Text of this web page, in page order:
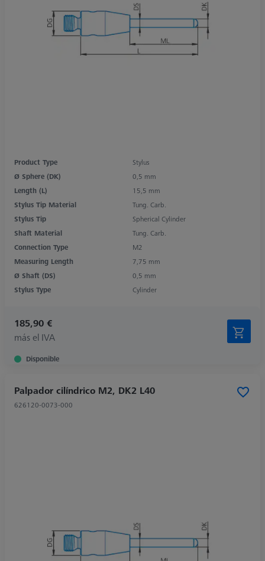
Product Type
Stylus
Ø Sphere (DK)
0,5 mm
Length (L)
15,5 mm
Stylus Tip Material
Tung. Carb.
Stylus Tip
Spherical Cylinder
Shaft Material
Tung. Carb.
Connection Type
M2
Measuring Length
7,75 mm
Ø Shaft (DS)
0,5 mm
Stylus Type
Cylinder
185,90 €
más el IVA
Disponible
Palpador cilíndrico M2, DK2 L40
626120-0073-000